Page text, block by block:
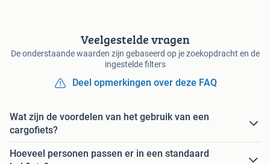
Veelgestelde vragen
De onderstaande waarden zijn gebaseerd op je zoekopdracht en de
ingestelde filters
Deel opmerkingen over deze FAQ
Wat zijn de voordelen van het gebruik van een
cargofiets?
Hoeveel personen passen er in een standaard